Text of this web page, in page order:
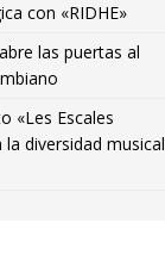
con «RIDHE»
las puertas al
«Les Escales
diversidad musical